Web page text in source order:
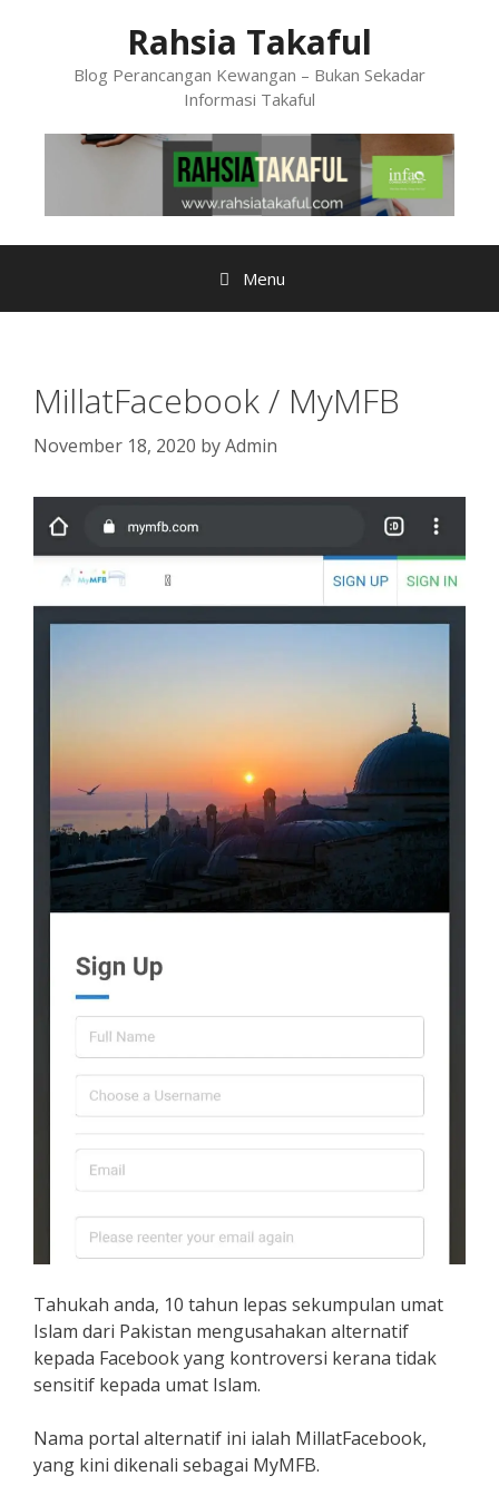
Rahsia Takaful
Blog Perancangan Kewangan – Bukan Sekadar
Informasi Takaful
Menu
MillatFacebook / MyMFB
November 18, 2020 byAdmin
Tahukah anda, 10 tahun lepas sekumpulan umat
Islam dari Pakistan mengusahakan alternatif
kepada Facebook yang kontroversi kerana tidak
sensitif kepada umat Islam.
Nama portal alternatif ini ialah MillatFacebook,
yang kini dikenali sebagai MyMFB.